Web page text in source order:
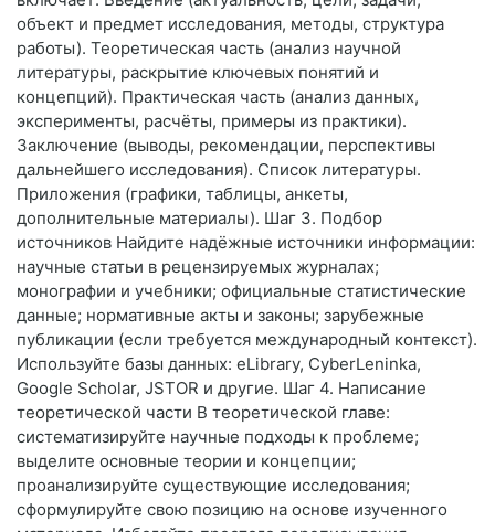
объект и предмет исследования, методы, структура
работы). Теоретическая часть (анализ научной
литературы, раскрытие ключевых понятий и
концепций). Практическая часть (анализ данных,
эксперименты, расчёты, примеры из практики).
Заключение (выводы, рекомендации, перспективы
дальнейшего исследования). Список литературы.
Приложения (графики, таблицы, анкеты,
дополнительные материалы). Шаг 3. Подбор
источников Найдите надёжные источники информации:
научные статьи в рецензируемых журналах;
монографии и учебники; официальные статистические
данные; нормативные акты и законы; зарубежные
публикации (если требуется международный контекст).
Используйте базы данных: eLibrary, CyberLeninka,
Google Scholar, JSTOR и другие. Шаг 4. Написание
теоретической части В теоретической главе:
систематизируйте научные подходы к проблеме;
выделите основные теории и концепции;
проанализируйте существующие исследования;
сформулируйте свою позицию на основе изученного